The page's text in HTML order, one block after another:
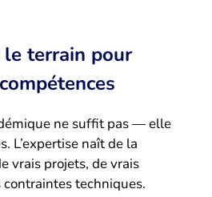
terrain pour
ne suffit pas — elle
L’expertise naît de la
vrais projets, de vrais
techniques.